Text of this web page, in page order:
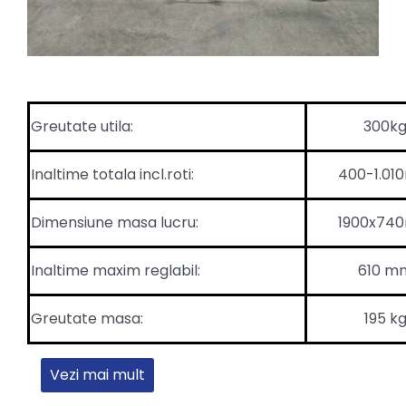
Greutate utila:
Inaltime totala incl.roti: 400-
Dimensiune masa lucru:
Inaltime maxim reglabil: 610
Greutate masa: 195 kg
Vezi mai mult